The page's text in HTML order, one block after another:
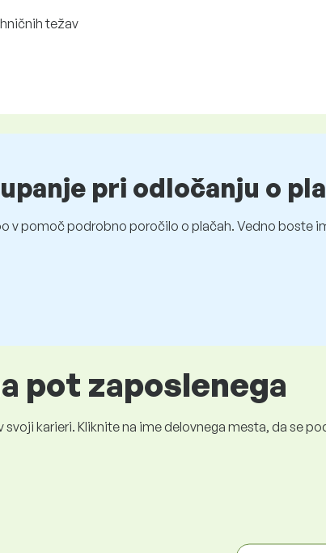
težav
pri odločanju o
v pomoč podrobno poročilo o plačah. Vedno boste
pot zaposlenega
karieri. Kliknite na ime delovnega mesta, da se